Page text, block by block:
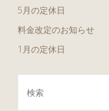
5月の定休日
料金改定のお知らせ
1月の定休日